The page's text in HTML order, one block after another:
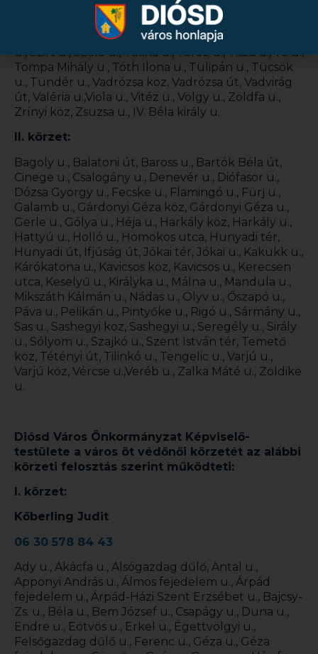
Endre u., Sajó u., Sándor u., Sárgarigó u., Sövény út,
Szabadság út, Szarvas u., Szegfű u., Székely András
út, Szent Imre herceg u., Szent László u., Szidónia
u., Szirt u., Szőlő u., Tátika u., Teréz u., Tisza u., Tó u.,
Tompa Mihály u., Tóth Ilona u., Tulipán u., Tücsök
u., Tündér u., Vadrózsa köz, Vadrózsa út, Vadvirág
út, Valéria u.,Viola u., Vitéz u., Völgy u., Zöldfa u.,
Zrínyi köz, Zsuzsa u., IV. Béla király u.
II. körzet:
Bagoly u., Balatoni út, Baross u., Bartók Béla út,
Cinege u., Csalogány u., Denevér u., Diófasor u.,
Dózsa György u., Fecske u., Flamingó u., Fürj u.,
Galamb u., Gárdonyi Géza köz, Gárdonyi Géza u.,
Gerle u., Gólya u., Héja u., Harkály köz, Harkály u.,
Hattyú u., Holló u., Homokos utca, Hunyadi tér,
Hunyadi út, Ifjúság út, Jókai tér, Jókai u., Kakukk u.,
Kárókatona u., Kavicsos köz, Kavicsos u., Kerecsen
utca, Keselyű u., Királyka u., Málna u., Mandula u.,
Mikszáth Kálmán u., Nádas u., Ölyv u., Őszapó u.,
Páva u., Pelikán u., Pintyőke u., Rigó u., Sármány u.,
Sas u., Sashegyi köz, Sashegyi u., Seregély u., Sirály
u., Sólyom u., Szajkó u., Szent István tér, Temető
köz, Tétényi út, Tilinkó u., Tengelic u., Varjú u.,
Varjú köz, Vércse u.,Veréb u., Zalka Máté u., Zöldike
u.
Diósd Város Önkormányzat Képviselő-
testülete a város öt védőnői körzetét az alábbi
körzeti felosztás szerint működteti:
I. körzet:
Kőberling Judit
06 30 578 84 43
Ady u., Akácfa u., Alsógazdag dűlő, Antal u.,
Apponyi András u., Álmos fejedelem u., Árpád
fejedelem u., Árpád-Házi Szent Erzsébet u., Bajcsy-
Zs. u., Béla u., Bem József u., Csapágy u., Duna u.,
Endre u., Eötvös u., Erkel u., Égettvölgyi u.,
Felsőgazdag dűlő u., Ferenc u., Géza u., Géza